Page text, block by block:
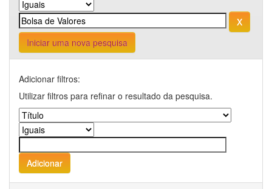
Iniciar uma nova pesquisa
Adicionar filtros:
Utilizar filtros para refinar o resultado da pesquisa.